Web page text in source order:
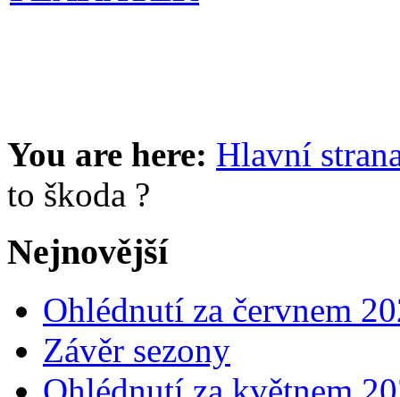
You are here: Hlavní
to škoda ?
Nejnovější
Ohlédnutí za červnem
Závěr sezony